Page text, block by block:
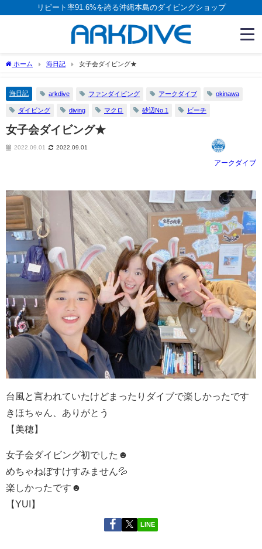
リピート率91.6%を誇る沖縄本島のダイビングショップ
ホーム 海日記 女子会ダイビング★
海日記 arkdive ファンダイビング アークダイブ okinawa
ダイビング diving マクロ 砂辺No.1 ビーチ
女子会ダイビング★
2022.09.01 2022.09.01
アークダイブ
台風と言われていたけどまったりダイブで楽しかったです
きほちゃん、ありがとう
【美穂】
女子会ダイビング初でした☻
めちゃねぼすけすみません💦
楽しかったです☻
【YUI】
LINE